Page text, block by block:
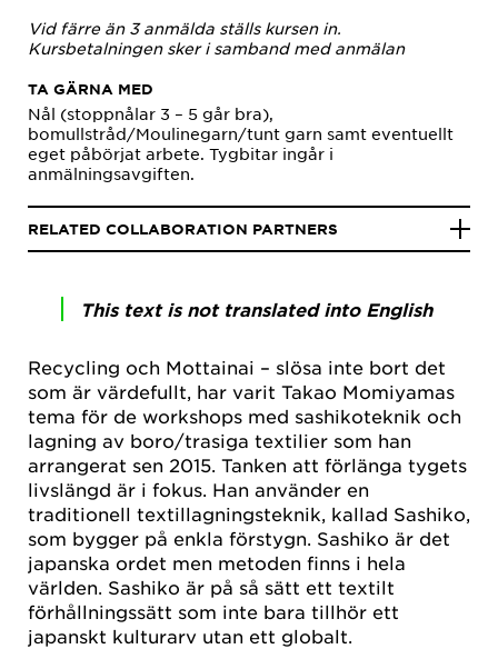
This text is not translated into English
Recycling och Mottainai – slösa inte bort det
som är värdefullt, har varit Takao Momiyamas
tema för de workshops med sashikoteknik och
lagning av boro/trasiga textilier som han
arrangerat sen 2015. Tanken att förlänga tygets
livslängd är i fokus. Han använder en
traditionell textillagningsteknik, kallad Sashiko,
som bygger på enkla förstygn. Sashiko är det
japanska ordet men metoden finns i hela
världen. Sashiko är på så sätt ett textilt
förhållningssätt som inte bara tillhör ett
japanskt kulturarv utan ett globalt.
Vid färre än 3 anmälda ställs kursen in.
Kursbetalningen sker i samband med anmälan
TA GÄRNA MED
Nål (stoppnålar 3 – 5 går bra),
bomullstråd/Moulinegarn/tunt garn samt eventuellt
eget påbörjat arbete. Tygbitar ingår i
anmälningsavgiften.
RELATED COLLABORATION PARTNERS